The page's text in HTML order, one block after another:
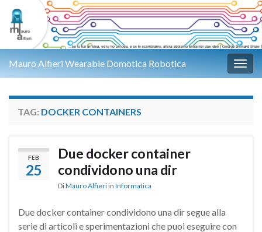
Mauro Alfieri Wearable Domotica Robotica
TAG: DOCKER CONTAINERS
FEB
25
Due docker container
condividono una dir
DiMauro Alfieri in Informatica
Due docker container condividono una dir segue alla
serie di articoli e sperimentazioni che puoi eseguire con